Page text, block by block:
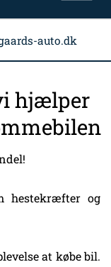
auto.dk
hjælper
hestekræfter og
at købe bil.